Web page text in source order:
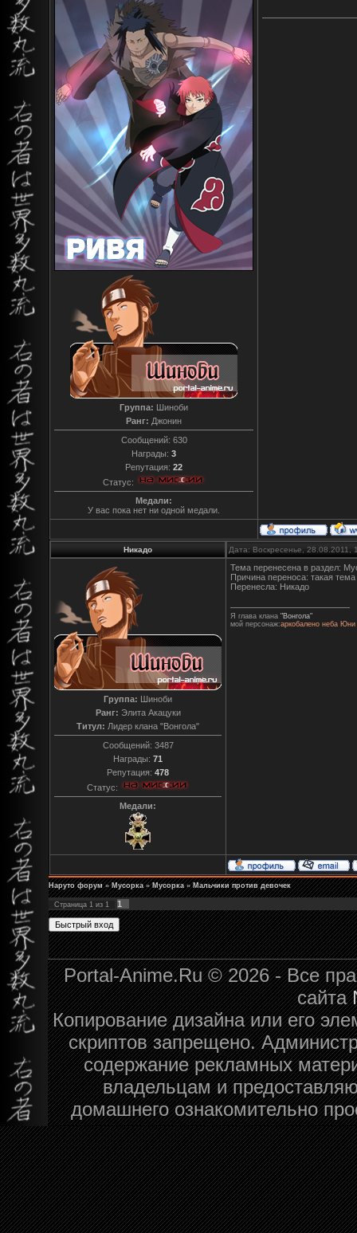
Группа: Шиноби
Ранг: Джонин
Сообщений: 630
Награды: 3
Репутация: 22
Статус:
Медали:
У вас пока нет ни одной медали.
Никадо Дата: Воскресенье,
Группа: Шиноби
Ранг: Элита Акацуки
Титул: Лидер клана "Вонгола"
Сообщений: 3487
Награды: 71
Репутация: 478
Статус:
Медали:
Тема перенесена в раздел:
Причина переноса: такая
Перенесла: Никадо
Я глава клана "Вонгола"
мой персонаж:аркобалено неба Юни
Наруто форум » Мусорка » Мусорка » Мальчики против девочек
Страница 1 из 1 1
Portal-Anime.Ru © 2026 - Все
сайта
Копирование дизайна или его
скриптов запрещено.
содержание рекламных
владельцам и
домашнего ознакомительно